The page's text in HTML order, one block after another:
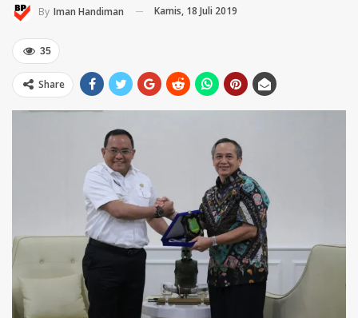
By Iman Handiman Kamis, 18 Juli 2019
35
Share